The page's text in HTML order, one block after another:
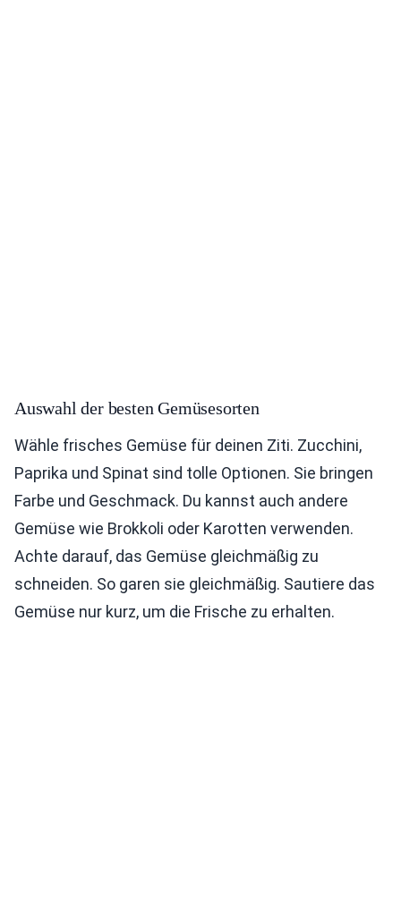
Auswahl der besten Gemüsesorten
Wähle frisches Gemüse für deinen Ziti. Zucchini,
Paprika und Spinat sind tolle Optionen. Sie bringen
Farbe und Geschmack. Du kannst auch andere
Gemüse wie Brokkoli oder Karotten verwenden.
Achte darauf, das Gemüse gleichmäßig zu
schneiden. So garen sie gleichmäßig. Sautiere das
Gemüse nur kurz, um die Frische zu erhalten.